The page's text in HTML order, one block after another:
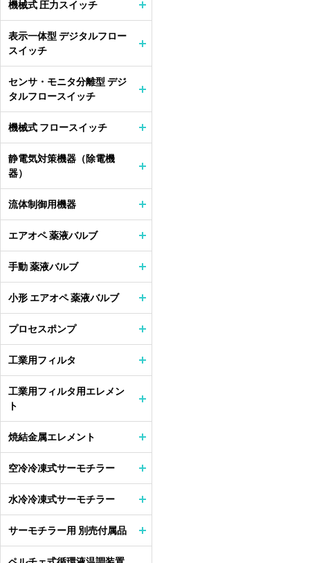
機械式 圧力スイッチ
表示一体型 デジタルフロー
スイッチ
センサ・モニタ分離型 デジ
タルフロースイッチ
機械式 フロースイッチ
静電気対策機器（除電機
器）
流体制御用機器
エアオペ 薬液バルブ
手動 薬液バルブ
小形 エアオペ 薬液バルブ
プロセスポンプ
工業用フィルタ
工業用フィルタ用エレメン
ト
焼結金属エレメント
空冷冷凍式サーモチラー
水冷冷凍式サーモチラー
サーモチラー用 別売付属品